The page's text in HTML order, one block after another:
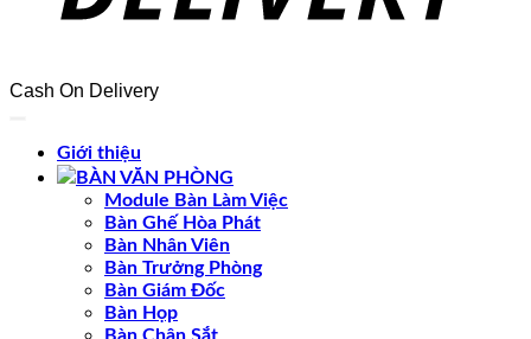
Cash On Delivery
Giới thiệu
BÀN VĂN PHÒNG
Module Bàn Làm Việc
Bàn Ghế Hòa Phát
Bàn Nhân Viên
Bàn Trưởng Phòng
Bàn Giám Đốc
Bàn Họp